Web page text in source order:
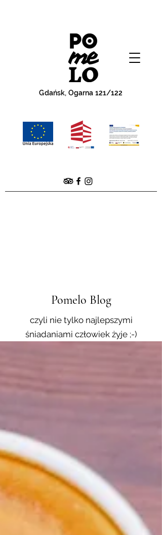
Gdańsk, Ogarna 121/122
Pomelo Blog
czyli nie tylko najlepszymi
śniadaniami człowiek żyje ;-)